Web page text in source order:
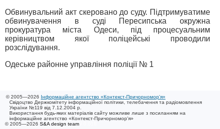
Обвинувальний акт скеровано до суду. Підтримуватиме
обвинувачення в суді Пересипська окружна
прокуратура міста Одеси, під процесуальним
керівництвом якої поліцейські проводили
розслідування.
Одеське районне управління поліції № 1
© 2005—2026 Інформаційне агентство «Контекст-Причорномор'я»
Свідоцтво Держкомітету інформаційної політики, телебачення та радіомовлення
України №119 від 7.12.2004 р.
Використання будь-яких матеріалів сайту можливе лише з посиланням на
інформаційне агентство «Контекст-Причорномор'я»
© 2005—2026 S&A design team